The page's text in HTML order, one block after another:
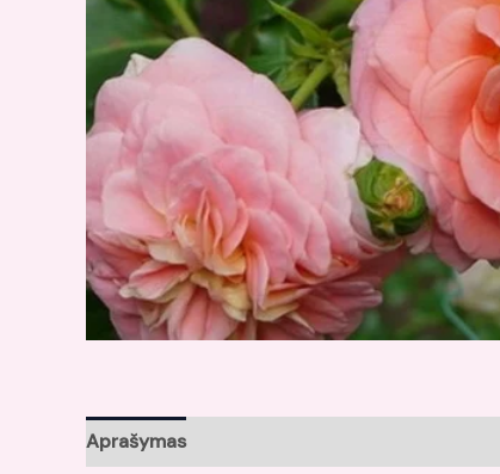
Aprašymas